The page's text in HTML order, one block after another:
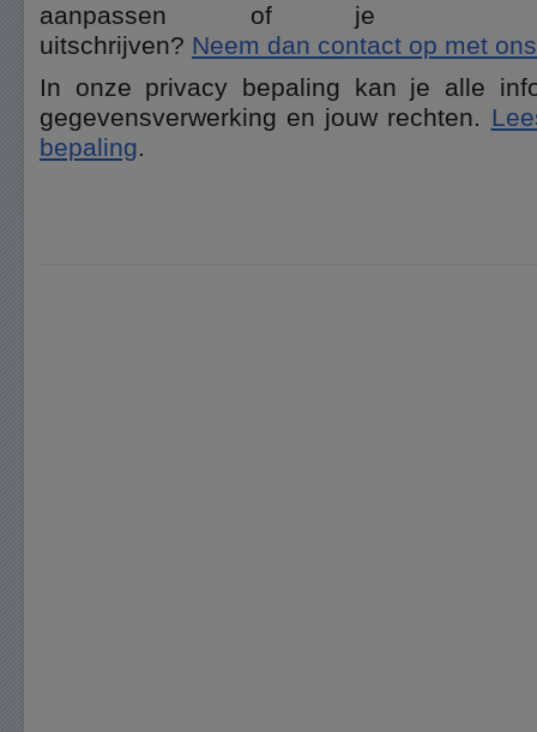
aanpassen of je
uitschrijven? Neem dan contact op met ons
In onze privacy bepaling kan je alle
gegevensverwerking en jouw rechten.
bepaling.